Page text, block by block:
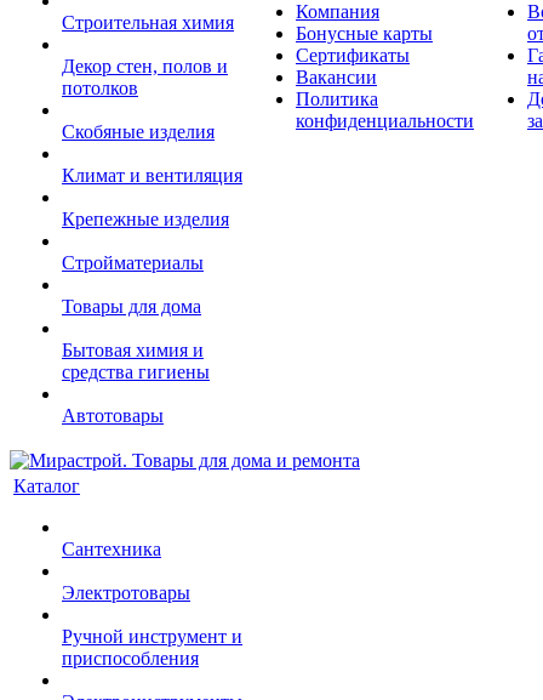
Строительная химия
Декор стен, полов и
потолков
Скобяные изделия
Климат и вентиляция
Крепежные изделия
Стройматериалы
Товары для дома
Бытовая химия и
средства гигиены
Автотовары
Компания
Бонусные карты
Сертификаты
Вакансии
Политика
конфиденциальности
Каталог
Сантехника
Электротовары
Ручной инструмент и
приспособления